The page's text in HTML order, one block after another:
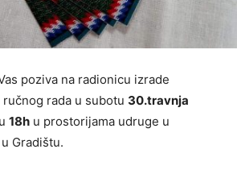
poziva na radionicu izrade
rada u subotu 30.travnja
18h u prostorijama udruge u
Gradištu.